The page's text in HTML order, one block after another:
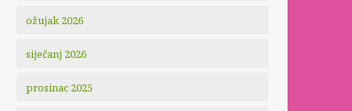
ožujak 2026
siječanj 2026
prosinac 2025